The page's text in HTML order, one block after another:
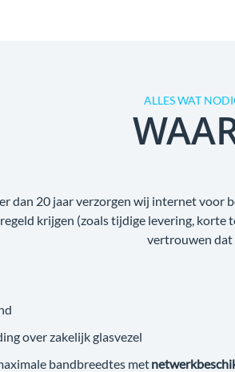
ALLES WAT
dan 20 jaar verzorgen wij internet voor
krijgen (zoals tijdige levering,
vertrouwen dat
over zakelijk glasvezel
bandbreedtes met